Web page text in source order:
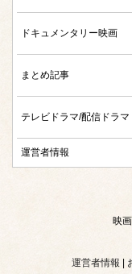
ドキュメンタリー映画
まとめ記事
テレビドラマ/配信ドラマ
運営者情報
映
運営者情報